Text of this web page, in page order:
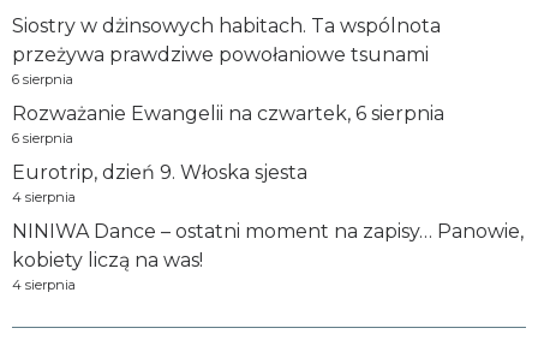
Siostry w dżinsowych habitach. Ta wspólnota
przeżywa prawdziwe powołaniowe tsunami
6 sierpnia
Rozważanie Ewangelii na czwartek, 6 sierpnia
6 sierpnia
Eurotrip, dzień 9. Włoska sjesta
4 sierpnia
NINIWA Dance – ostatni moment na zapisy… Panowie,
kobiety liczą na was!
4 sierpnia